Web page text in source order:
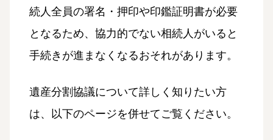
続人全員の署名・押印や印鑑証明書が必要
となるため、協力的でない相続人がいると
手続きが進まなくなるおそれがあります。
遺産分割協議について詳しく知りたい方
は、以下のページを併せてご覧ください。